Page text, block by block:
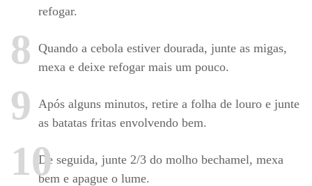
refogar.
8 Quando a cebola estiver dourada, junte as migas,
mexa e deixe refogar mais um pouco.
9 Após alguns minutos, retire a folha de louro e junte
as batatas fritas envolvendo bem.
10De seguida, junte 2/3 do molho bechamel, mexa
bem e apague o lume.